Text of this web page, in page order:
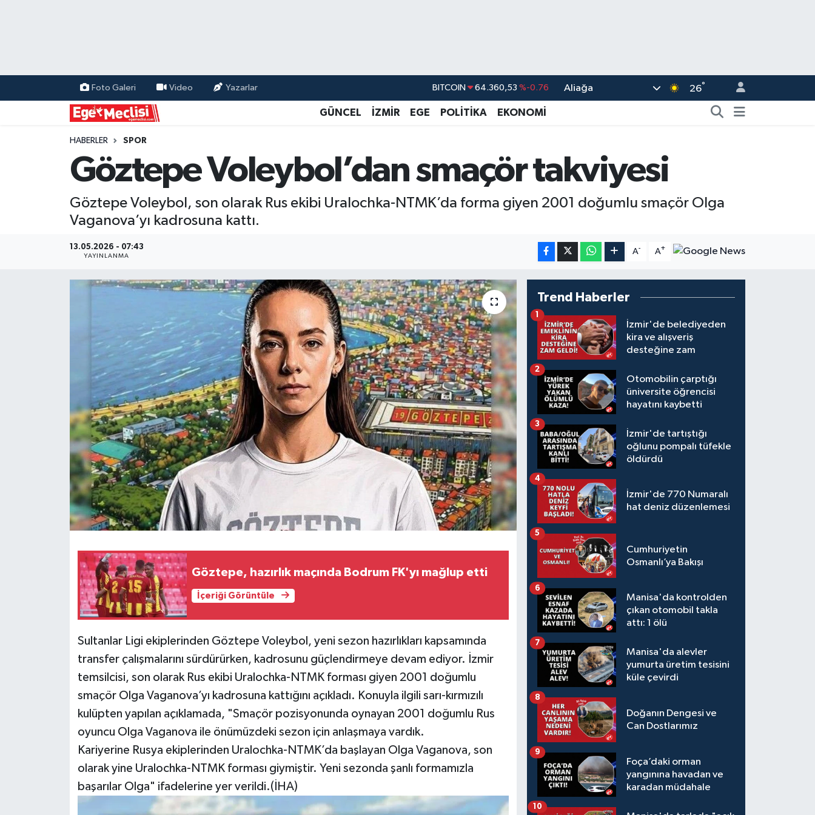
Foto Galeri Video Yazarlar DOLAR 47,7143 %0.16
EURO 55,0317 %-0.02
BİST100 13.887 %64
BITCOIN 64.360,53 %-0.76
Aliağa 26°
GÜNCEL İZMİR EGE POLİTİKA EKONOMİ
HABERLER SPOR
Göztepe Voleybol’dan smaçör takviyesi
Göztepe Voleybol, son olarak Rus ekibi Uralochka-NTMK’da forma giyen 2001 doğumlu smaçör Olga
Vaganova’yı kadrosuna kattı.
13.05.2026 - 07:43
YAYINLANMA
A- A+
Göztepe, hazırlık maçında Bodrum FK'yı mağlup etti
İçeriği Görüntüle
Sultanlar Ligi ekiplerinden Göztepe Voleybol, yeni sezon hazırlıkları kapsamında
transfer çalışmalarını sürdürürken, kadrosunu güçlendirmeye devam ediyor. İzmir
temsilcisi, son olarak Rus ekibi Uralochka-NTMK forması giyen 2001 doğumlu
smaçör Olga Vaganova’yı kadrosuna kattığını açıkladı. Konuyla ilgili sarı-kırmızılı
kulüpten yapılan açıklamada, "Smaçör pozisyonunda oynayan 2001 doğumlu Rus
oyuncu Olga Vaganova ile önümüzdeki sezon için anlaşmaya vardık.
Kariyerine Rusya ekiplerinden Uralochka-NTMK’da başlayan Olga Vaganova, son
olarak yine Uralochka-NTMK forması giymiştir. Yeni sezonda şanlı formamızla
başarılar Olga" ifadelerine yer verildi.(İHA)
Trend Haberler
İzmir'de belediyeden
kira ve alışveriş
desteğine zam
1
Otomobilin çarptığı
üniversite öğrencisi
hayatını kaybetti
2
İzmir'de tartıştığı
oğlunu pompalı tüfekle
öldürdü
3
İzmir'de 770 Numaralı
hat deniz düzenlemesi
4
Cumhuriyetin
Osmanlı’ya Bakışı
5
Manisa'da kontrolden
çıkan otomobil takla
attı: 1 ölü
6
Manisa'da alevler
yumurta üretim tesisini
küle çevirdi
7
Doğanın Dengesi ve
Can Dostlarımız
8
Foça’daki orman
yangınına havadan ve
karadan müdahale
9
10
EKONOMİ
GÜNCEL
ÖZEL HABER
POLİTİKA
Programlar